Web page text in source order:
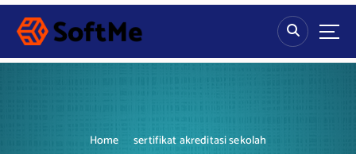
S
p
Home sertifikat akreditasi sekolah